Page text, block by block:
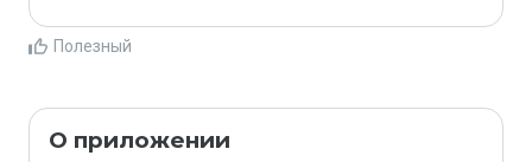
Полезный
О приложении